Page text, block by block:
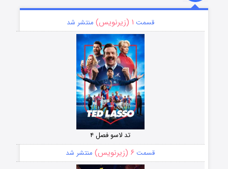
قسمت ۱ (زیرنویس) منتشر شد
تد لاسو فصل ۴
قسمت ۶ (زیرنویس) منتشر شد